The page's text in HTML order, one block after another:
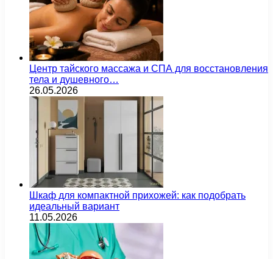
Центр тайского массажа и СПА для восстановления
тела и душевного…
26.05.2026
Шкаф для компактной прихожей: как подобрать
идеальный вариант
11.05.2026